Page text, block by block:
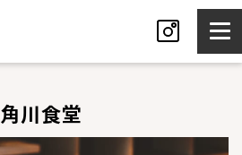
角川食堂